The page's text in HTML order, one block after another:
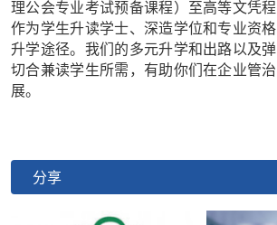
理公会专业考试预备课程）至高等文凭
作为学生升读学士、深造学位和专业资
升学途径。我们的多元升学和出路以及
切合兼读学生所需，有助你们在企业管
展。
分享